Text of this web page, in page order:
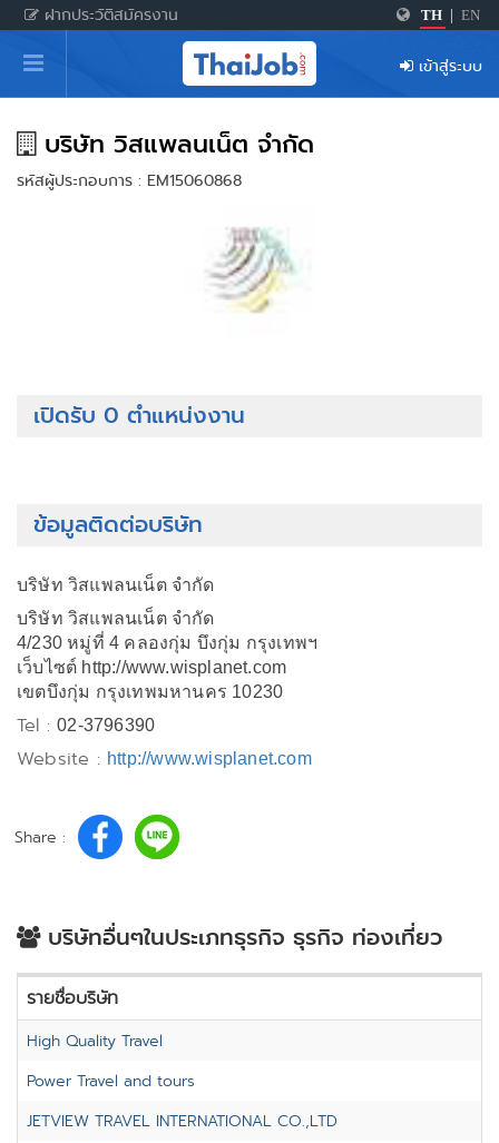
ฝากประวัติสมัครงาน TH EN
หน้าหลัก
ผู้สมัครงาน: เข้าสู่ระบบ
ฝากประวัติสมัครงาน
เกร็ดความรู้
สำหรับผู้ประกอบการ
เข้าสู่ระบบ
บริษัท วิสแพลนเน็ต จำกัด
รหัสผู้ประกอบการ : EM15060868
เปิดรับ 0 ตำแหน่งงาน
ข้อมูลติดต่อบริษัท
บริษัท วิสแพลนเน็ต จำกัด
บริษัท วิสแพลนเน็ต จำกัด
4/230 หมู่ที่ 4 คลองกุ่ม บึงกุ่ม กรุงเทพฯ
เว็บไซต์ http://www.wisplanet.com
เขตบึงกุ่ม กรุงเทพมหานคร 10230
Tel :02-3796390
Website : http://www.wisplanet.com
Share :
บริษัทอื่นๆในประเภทธุรกิจ ธุรกิจ ท่องเที่ยว
รายชื่อบริษัท
High Quality Travel
Power Travel and tours
JETVIEW TRAVEL INTERNATIONAL CO.,LTD